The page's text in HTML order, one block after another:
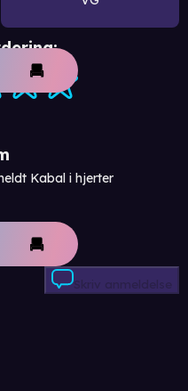
Kabal i hjerter
Skriv anmeldelse